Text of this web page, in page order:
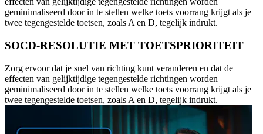
geminimaliseerd door in te stellen welke toets voorrang krijgt als je
twee tegengestelde toetsen, zoals A en D, tegelijk indrukt.
SOCD-RESOLUTIE MET TOETSPRIORITEIT
Zorg ervoor dat je snel van richting kunt veranderen en dat de
effecten van gelijktijdige tegengestelde richtingen worden
geminimaliseerd door in te stellen welke toets voorrang krijgt als je
twee tegengestelde toetsen, zoals A en D, tegelijk indrukt.